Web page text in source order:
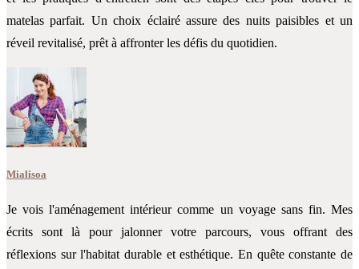
matelas parfait. Un choix éclairé assure des nuits paisibles et un
réveil revitalisé, prêt à affronter les défis du quotidien.
Mialisoa
Je vois l'aménagement intérieur comme un voyage sans fin. Mes
écrits sont là pour jalonner votre parcours, vous offrant des
réflexions sur l'habitat durable et esthétique. En quête constante de